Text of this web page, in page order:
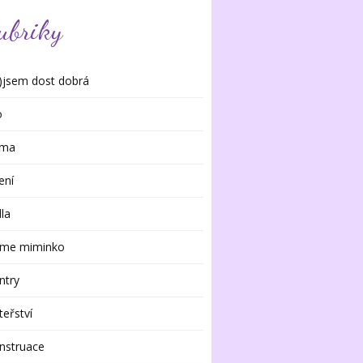
dost dobrá
miminko